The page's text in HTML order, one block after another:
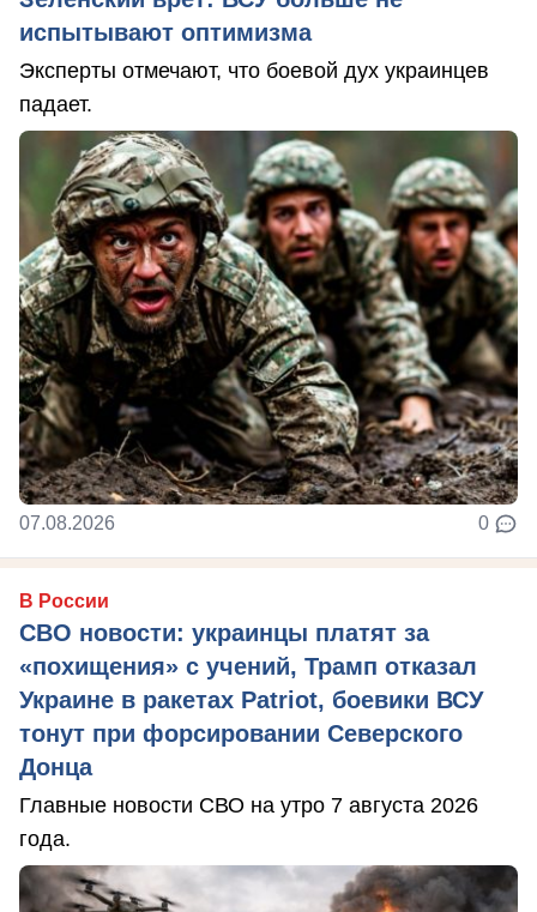
испытывают оптимизма
Эксперты отмечают, что боевой дух украинцев
падает.
07.08.2026 0
В России
СВО новости: украинцы платят за
«похищения» с учений, Трамп отказал
Украине в ракетах Patriot, боевики ВСУ
тонут при форсировании Северского
Донца
Главные новости СВО на утро 7 августа 2026
года.